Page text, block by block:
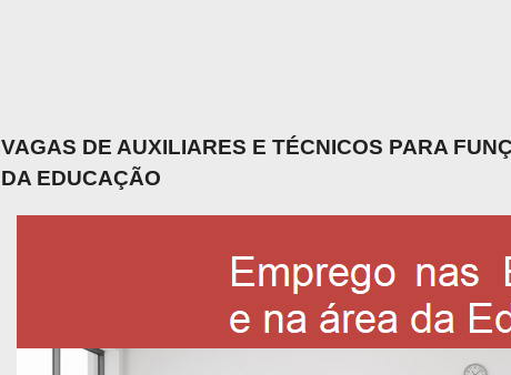
VAGAS DE AUXILIARES E TÉCNICOS PARA
DA EDUCAÇÃO